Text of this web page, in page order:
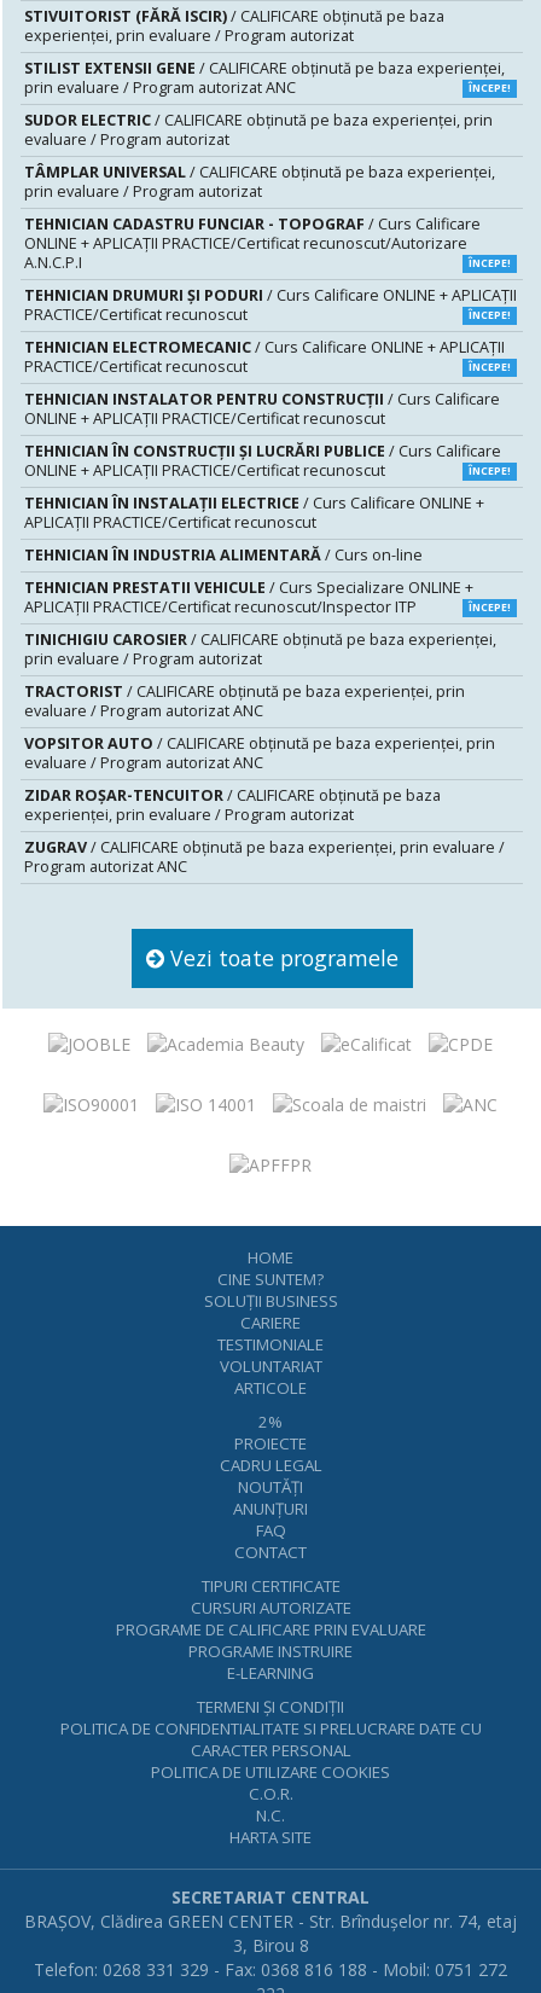
STIVUITORIST (FĂRĂ ISCIR)/ CALIFICARE obținută pe baza
experienței, prin evaluare / Program autorizat
STILIST EXTENSII GENE / CALIFICARE obținută pe baza experienței,
prin evaluare / Program autorizat ANC
ÎNCEPE!
SUDOR ELECTRIC/ CALIFICARE obținută pe baza experienței, prin
evaluare / Program autorizat
TÂMPLAR UNIVERSAL/ CALIFICARE obținută pe baza experienței,
prin evaluare / Program autorizat
TEHNICIAN CADASTRU FUNCIAR - TOPOGRAF / Curs Calificare
ONLINE + APLICAȚII PRACTICE/Certificat recunoscut/Autorizare
A.N.C.P.I
ÎNCEPE!
TEHNICIAN DRUMURI ŞI PODURI / Curs Calificare ONLINE + APLICAȚII
PRACTICE/Certificat recunoscut
ÎNCEPE!
TEHNICIAN ELECTROMECANIC/ Curs Calificare ONLINE + APLICAȚII
PRACTICE/Certificat recunoscut
ÎNCEPE!
TEHNICIAN INSTALATOR PENTRU CONSTRUCŢII / Curs Calificare
ONLINE + APLICAȚII PRACTICE/Certificat recunoscut
TEHNICIAN ÎN CONSTRUCŢII ŞI LUCRĂRI PUBLICE / Curs Calificare
ONLINE + APLICAȚII PRACTICE/Certificat recunoscut
ÎNCEPE!
TEHNICIAN ÎN INSTALAŢII ELECTRICE / Curs Calificare ONLINE +
APLICAȚII PRACTICE/Certificat recunoscut
TEHNICIAN ÎN INDUSTRIA ALIMENTARĂ/ Curs on-line
TEHNICIAN PRESTATII VEHICULE / Curs Specializare ONLINE +
APLICAȚII PRACTICE/Certificat recunoscut/Inspector ITP
ÎNCEPE!
TINICHIGIU CAROSIER/ CALIFICARE obținută pe baza experienței,
prin evaluare / Program autorizat
TRACTORIST / CALIFICARE obținută pe baza experienței, prin
evaluare / Program autorizat ANC
VOPSITOR AUTO / CALIFICARE obținută pe baza experienței, prin
evaluare / Program autorizat ANC
ZIDAR ROȘAR-TENCUITOR/ CALIFICARE obținută pe baza
experienței, prin evaluare / Program autorizat
ZUGRAV/ CALIFICARE obținută pe baza experienței, prin evaluare /
Program autorizat ANC
Vezi toate programele
HOME
CINE SUNTEM?
SOLUŢII BUSINESS
CARIERE
TESTIMONIALE
VOLUNTARIAT
ARTICOLE
2%
PROIECTE
CADRU LEGAL
NOUTĂŢI
ANUNŢURI
FAQ
CONTACT
TIPURI CERTIFICATE
CURSURI AUTORIZATE
PROGRAME DE CALIFICARE PRIN EVALUARE
PROGRAME INSTRUIRE
E-LEARNING
TERMENI ŞI CONDIŢII
POLITICA DE CONFIDENTIALITATE SI PRELUCRARE DATE CU
CARACTER PERSONAL
POLITICA DE UTILIZARE COOKIES
C.O.R.
N.C.
HARTA SITE
SECRETARIAT CENTRAL
BRAŞOV, Clădirea GREEN CENTER - Str. Brînduşelor nr. 74, etaj
3, Birou 8
Telefon: 0268 331 329 - Fax: 0368 816 188 - Mobil: 0751 272